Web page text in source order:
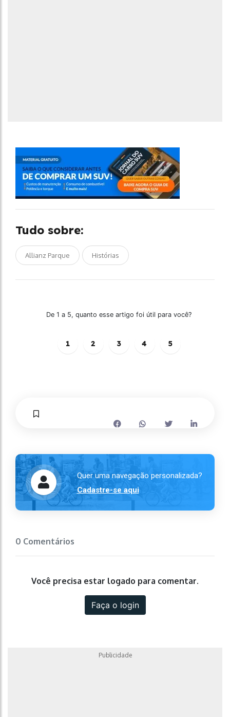
Tudo sobre:
Allianz Parque Histórias
De 1 a 5, quanto esse artigo foi útil para você?
1 2 3 4 5
Quer uma navegação personalizada?
Cadastre-se aqui
0 Comentários
Você precisa estar logado para comentar.
Faça o login
Publicidade